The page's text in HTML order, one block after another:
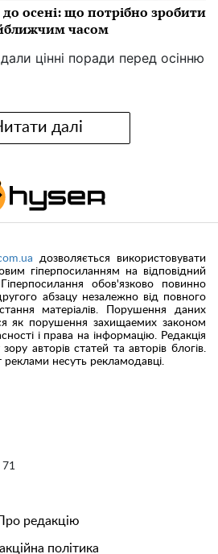
осені: що потрібно зробити
часом
цінні поради перед осінню
далі
дозволяється використовувати
гіперпосиланням на відповідний
Гіперпосилання обов'язково повинно
абзацу незалежно від повного
матеріалів. Порушення даних
як порушення захищаемих законом
і права на інформацію. Редакція
авторів статей та авторів блогів.
реклами несуть рекламодавці.
редакцію
політика